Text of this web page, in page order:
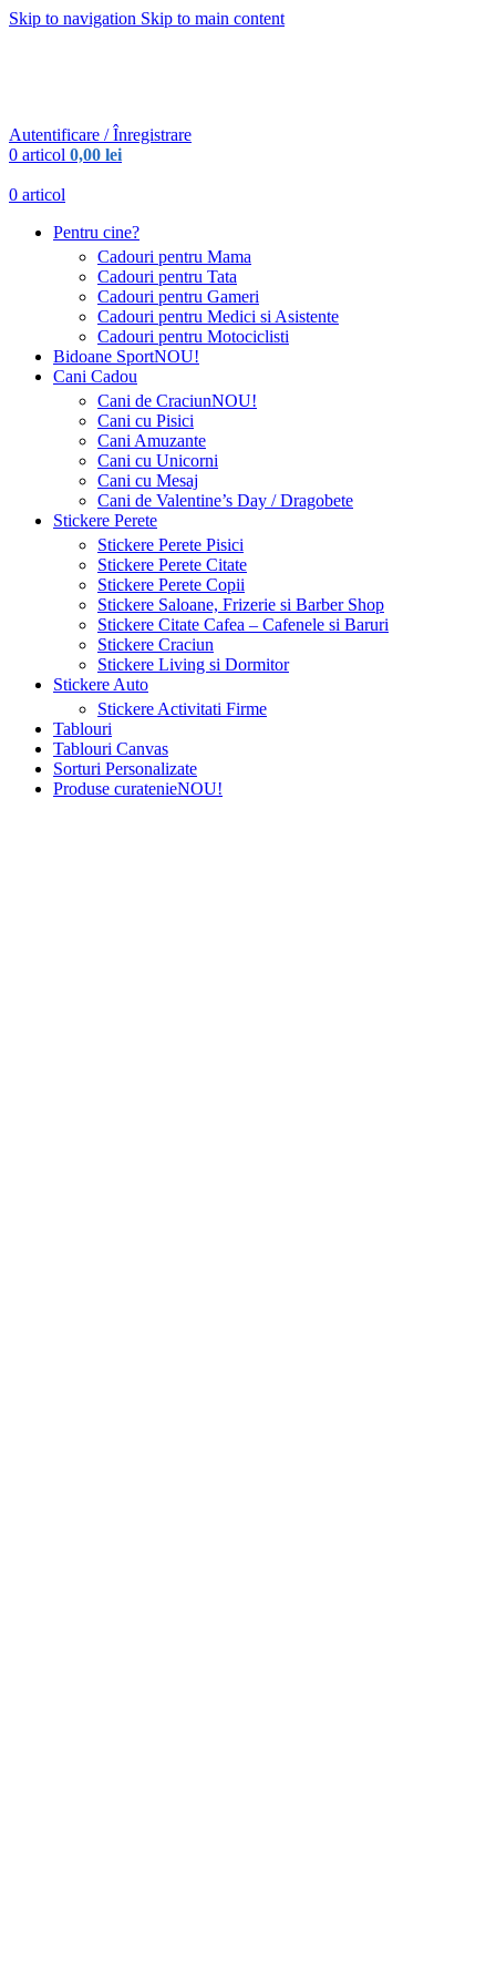
Skip to navigation Skip to main content
Autentificare / Înregistrare
0 articol 0,00 lei
0 articol
Pentru cine?
Cadouri pentru Mama
Cadouri pentru Tata
Cadouri pentru Gameri
Cadouri pentru Medici si Asistente
Cadouri pentru Motociclisti
Bidoane SportNOU!
Cani Cadou
Cani de CraciunNOU!
Cani cu Pisici
Cani Amuzante
Cani cu Unicorni
Cani cu Mesaj
Cani de Valentine’s Day / Dragobete
Stickere Perete
Stickere Perete Pisici
Stickere Perete Citate
Stickere Perete Copii
Stickere Saloane, Frizerie si Barber Shop
Stickere Citate Cafea – Cafenele si Baruri
Stickere Craciun
Stickere Living si Dormitor
Stickere Auto
Stickere Activitati Firme
Tablouri
Tablouri Canvas
Sorturi Personalizate
Produse curatenieNOU!